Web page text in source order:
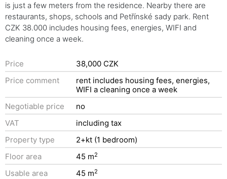
is just a few meters from the residence. Nearby there are
restaurants, shops, schools and Petřínské sady park. Rent
CZK 38.000 includes housing fees, energies, WIFI and
cleaning once a week.
Price
38,000 CZK
Price comment
rent includes housing fees, energies,
WIFI a cleaning once a week
Negotiable price
no
VAT
including tax
Property type
2+kt (1 bedroom)
Floor area
45 m2
Usable area 45 m2